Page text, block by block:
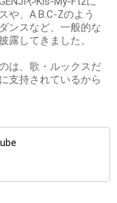
や、A.B.C-Zのよう
ンスなど、一般的な
露してきました。
は、歌・ルックスだ
支持されているから